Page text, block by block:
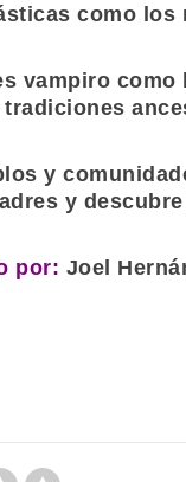
como los
vampiro como
y
y
por: Joel